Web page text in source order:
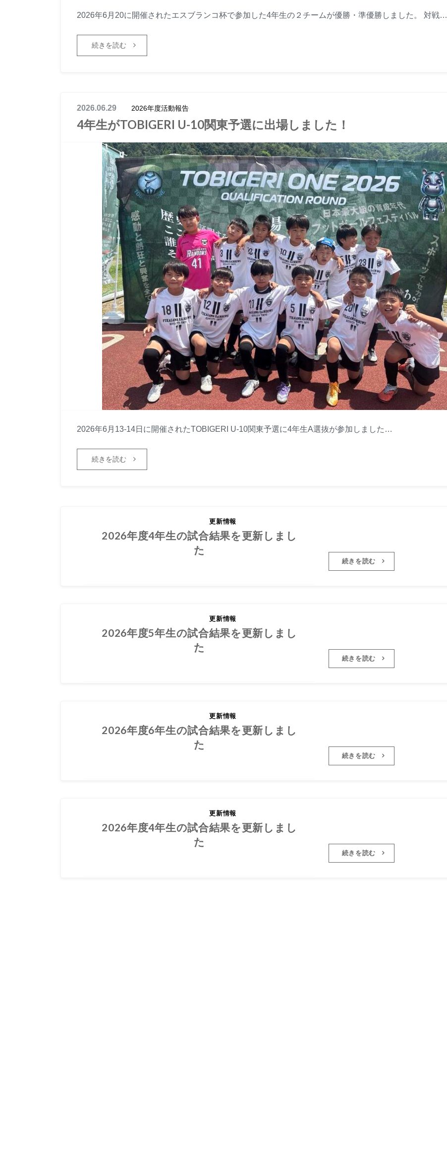
2026年6月20に開催されたエスブランコ杯で参加した4年生の２チームが優勝・準優勝しました。 対戦…
続きを読む
2026.06.29 2026年度活動報告
4年生がTOBIGERI U-10関東予選に出場しました！
2026年6月13-14日に開催されたTOBIGERI U-10関東予選に4年生A選抜が参加しました…
続きを読む
更新情報
2026年度4年生の試合結果を更新しまし
た
続きを読む
更新情報
2026年度5年生の試合結果を更新しまし
た
続きを読む
更新情報
2026年度6年生の試合結果を更新しまし
た
続きを読む
更新情報
2026年度4年生の試合結果を更新しまし
た
続きを読む